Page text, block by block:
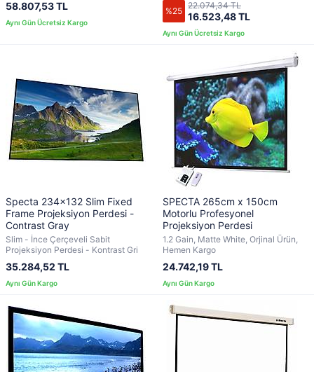
58.807,53 TL %25 16.523,48 TL
22.074,34 TL
Specta 234x132 Slim Fixed
Frame Projeksiyon Perdesi -
Contrast Gray
Slim - İnce Çerçeveli Sabit
Projeksiyon Perdesi - Kontrast Gri
35.284,52 TL
SPECTA 265cm x 150cm
Motorlu Profesyonel
Projeksiyon Perdesi
1.2 Gain, Matte White, Orjinal Ürün,
Hemen Kargo
24.742,19 TL